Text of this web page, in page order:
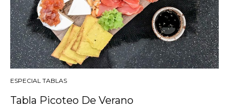
ESPECIAL TABLAS
Tabla Picoteo De Verano